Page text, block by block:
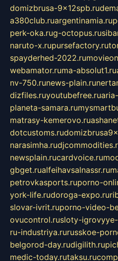
domizbrusa-9x12spb.ru
a380club.ruargentinamia.ru
perk-oka.rug-octopus.ru
naruto-x.rupursefactory.ru
spayderhed-2022.ru
webamator.ruma-absolut1.ru
nv-750.runews-plain.ru
dizfiles.ruyoutubefree.ru
planeta-samara.ru
matrasy-kemerovo.ru
dotcustoms.ru
narasimha.ru
newsplain.rucardvoice.ru
gbget.rualfeihavsalnassr.ru
petrovkasports.ruporno-
york-life.rudoroga-expo.ru
slovar-ivrit.ruporno-video-
ovucontrol.rusloty-
ru-industriya.rurusskoe-
belgorod-day.rudigilith.ru
medic-today.rutaksu.ru